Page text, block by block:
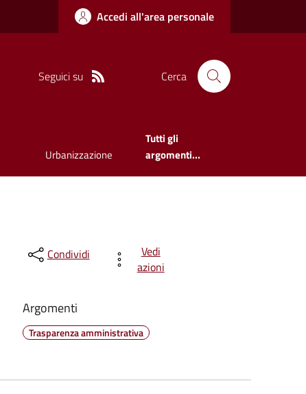
Accedi all'area personale
Seguici su Cerca
Urbanizzazione
Tutti gli
argomenti...
Condividi
Vedi
azioni
Argomenti
Trasparenza amministrativa